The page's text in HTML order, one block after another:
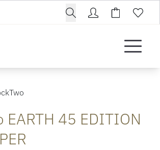
EARTH 45 EDITION